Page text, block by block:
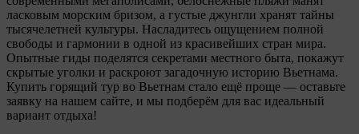
ласковым морским бризом, а густые джунгли хранят тайны
тысячелетней культуры. Насладитесь ощущением полной
свободы и гармонии в одной из красивейших стран мира.
Опытные гиды поделятся секретами местного быта, покажут
скрытые уголки и раскроют загадочную историю Вьетнама.
Купить горящий тур во Вьетнам стало ещё проще — оставьте
заявку на нашем сайте, и мы подберём для вас идеальный
вариант отдыха!